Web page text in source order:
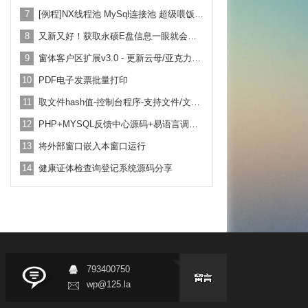
7 [例程]NX线程池 MySql连接池 超级喂饭式 例程 纯源码 超级好用
8 又新又好！获取永硕E盘信息一眼就会用！附带例子教学
9 窗体客户区扩展v3.0 - 更新云母/亚克力背景效果！
10 PDF电子发票批量打印
11 取文件hash值-控制台程序-支持文件/文本-拖放-命令行-全utf8
12 PHP+MYSQL反馈中心源码+易语言调用例子
13 将外部窗口嵌入本窗口运行
14 健康证体检查询登记系统源码分享
793400750
wp@125.la